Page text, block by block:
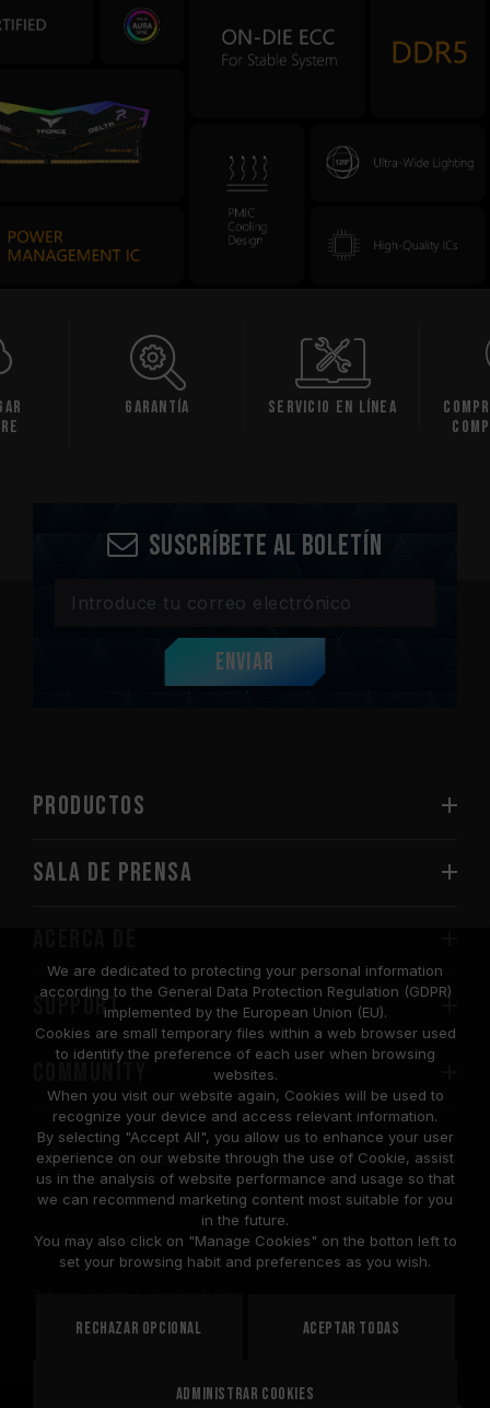
Garantía Servicio en línea
Suscríbete al boletín
Enviar
PRODUCTOS
Sala de prensa
SUPPORT
COMMUNITY
© 2026 Team Group Inc. All Rights Reserved.
United
We are dedicated to protecting your personal information
according to the General Data Protection Regulation (GDPR)
implemented by the European Union (EU).
Cookies are small temporary files within a web browser used
to identify the preference of each user when browsing
websites.
When you visit our website again, Cookies will be used to
recognize your device and access relevant information.
By selecting "Accept All", you allow us to enhance your user
experience on our website through the use of Cookie, assist
us in the analysis of website performance and usage so that
we can recommend marketing content most suitable for you
in the future.
You may also click on "Manage Cookies" on the botton left to
set your browsing habit and preferences as you wish.
Rechazar opcional Aceptar todas
Administrar cookies